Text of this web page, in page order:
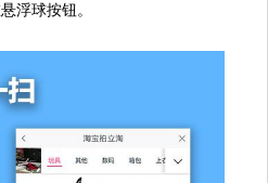
浮球按钮。